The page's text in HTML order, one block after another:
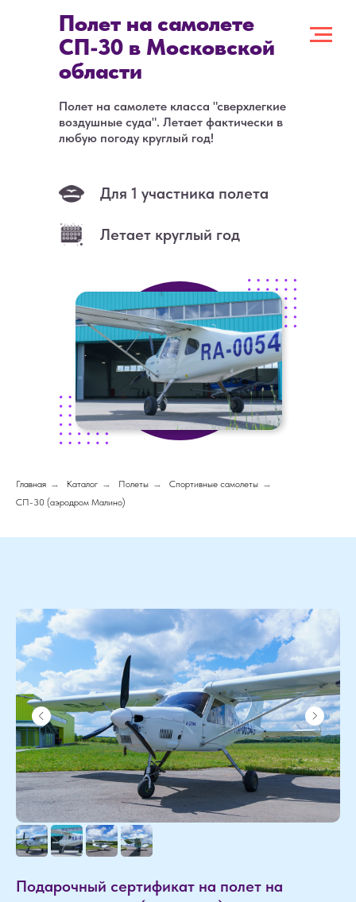
Летает круглый год
Для 1 участника полета
Полет на самолете
СП-30 в Московской
области
Полет на самолете класса "сверхлегкие
воздушные суда". Летает фактически в
любую погоду круглый год!
Главная → Каталог → Полеты → Спортивные самолеты →
СП-30 (аэродром Малино)
Подарочный сертификат на полет на